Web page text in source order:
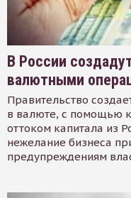
В России
валютными
Правительство
в валюте, с помощью
оттоком капитала из
нежелание бизнеса
предупреждениям